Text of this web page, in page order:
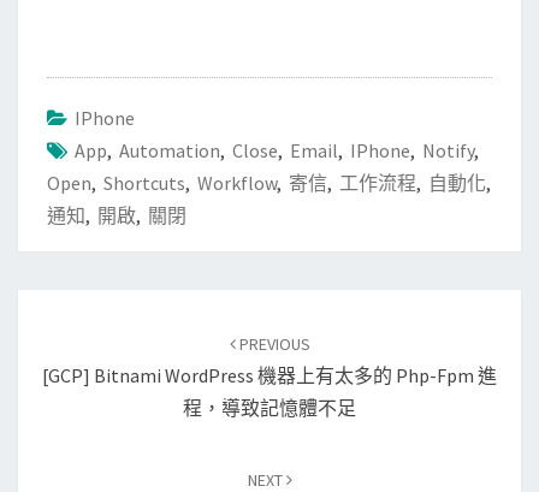
IPhone
App, Automation, Close, Email, IPhone, Notify,
Open, Shortcuts, Workflow, 寄信, 工作流程, 自動化,
通知, 開啟, 關閉
PREVIOUS
[GCP] Bitnami WordPress 機器上有太多的 Php-Fpm 進
程，導致記憶體不足
NEXT